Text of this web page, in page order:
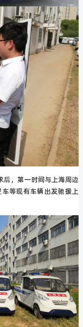
后，第一时间与上海周边
等现有车辆出发驰援上